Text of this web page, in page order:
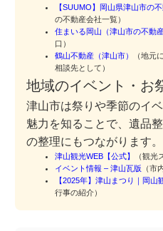
【SUUMO】岡山県津山市の
の不動産会社一覧）
住まいる岡山（津山市の不動産
口）
鶴山不動産（津山市）
（地元
相談先として）
地域のイベント・お
津山市は祭りや季節のイ
魅力を知ることで、遺品
の整理にもつながります。
津山観光WEB【公式】
（観光
イベント情報 – 津山瓦版 （市
【2025年】津山まつり｜岡山
行事の紹介）